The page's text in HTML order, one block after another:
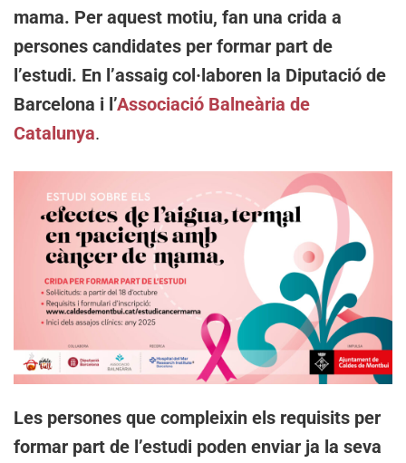
mama. Per aquest motiu, fan una crida a
persones candidates per formar part de
l’estudi. En l’assaig col·laboren la Diputació de
Barcelona i l’Associació Balneària de
Catalunya.
Les persones que compleixin els requisits per
formar part de l’estudi poden enviar ja la seva